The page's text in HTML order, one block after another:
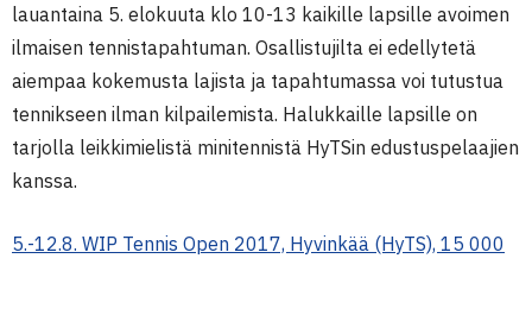
lauantaina 5. elokuuta klo 10-13 kaikille lapsille avoimen
ilmaisen tennistapahtuman. Osallistujilta ei edellytetä
aiempaa kokemusta lajista ja tapahtumassa voi tutustua
tennikseen ilman kilpailemista. Halukkaille lapsille on
tarjolla leikkimielistä minitennistä HyTSin edustuspelaajien
kanssa.
5.-12.8. WIP Tennis Open 2017, Hyvinkää (HyTS), 15 000